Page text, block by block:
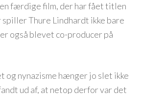
færdige film, der har fået titlen
spiller Thure Lindhardt ikke bare
også blevet co-producer på
og nynazisme hænger jo slet ikke
ud af, at netop derfor var det